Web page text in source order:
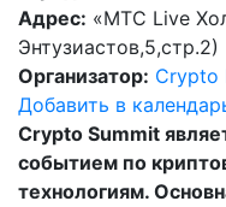
Адрес: «МТС Live
Энтузиастов,5,стр.2)
Организатор: Crypto
Добавить в
Crypto Summit
событием по
технологиям.